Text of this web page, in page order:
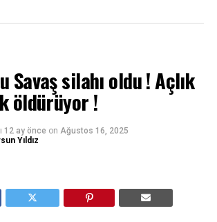
Savaş silahı oldu ! Açlık
öldürüyor !
12 ay önce on Ağustos 16, 2025
Yıldız